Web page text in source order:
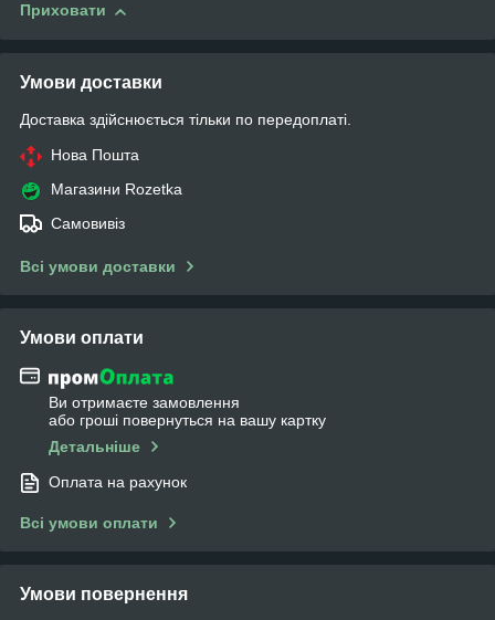
Приховати
Умови доставки
Доставка здійснюється тільки по передоплаті.
Нова Пошта
Магазини Rozetka
Самовивіз
Всі умови доставки
Умови оплати
Ви отримаєте замовлення
або гроші повернуться на вашу картку
Детальніше
Оплата на рахунок
Всі умови оплати
Умови повернення